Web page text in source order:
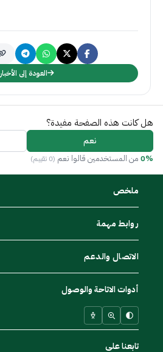
العودة إلى الأخبار
هل كانت هذه الصفحة مفيدة؟
نعم
0% من المستخدمين قالوا نعم (0 تقييم)
ملخص
روابط مهمة
الاتصال والدعم
أدوات الاتاحة والوصول
تابعنا على